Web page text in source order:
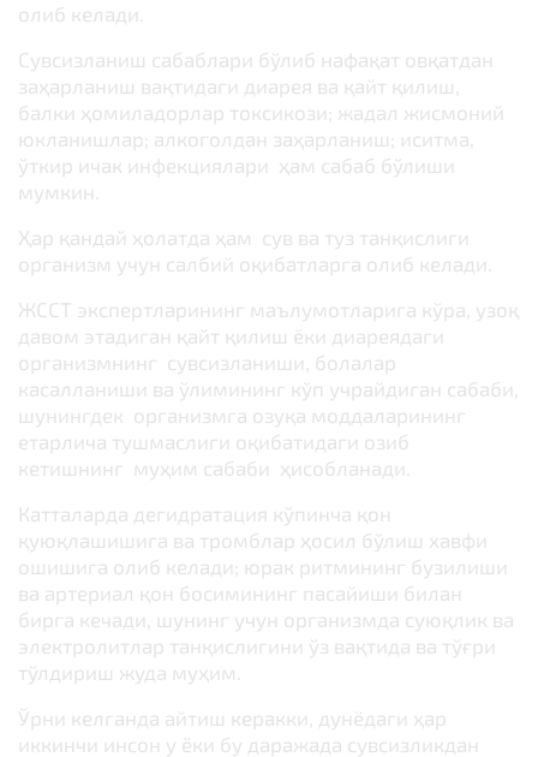
олиб келади.
Сувсизланиш сабаблари бўлиб нафақат овқатдан
заҳарланиш вақтидаги диарея ва қайт қилиш,
балки ҳомиладорлар токсикози; жадал жисмоний
юкланишлар; алкоголдан заҳарланиш; иситма,
ўткир ичак инфекциялари ҳам сабаб бўлиши
мумкин.
Ҳар қандай ҳолатда ҳам сув ва туз танқислиги
организм учун салбий оқибатларга олиб келади.
ЖССТ экспертларининг маълумотларига кўра, узоқ
давом этадиган қайт қилиш ёки диареядаги
организмнинг сувсизланиши, болалар
касалланиши ва ўлимининг кўп учрайдиган сабаби,
шунингдек организмга озуқа моддаларининг
етарлича тушмаслиги оқибатидаги озиб
кетишнинг муҳим сабаби ҳисобланади.
Катталарда дегидратация кўпинча қон
қуюқлашишига ва тромблар ҳосил бўлиш хавфи
ошишига олиб келади; юрак ритмининг бузилиши
ва артериал қон босимининг пасайиши билан
бирга кечади, шунинг учун организмда суюқлик ва
электролитлар танқислигини ўз вақтида ва тўғри
тўлдириш жуда муҳим.
Ўрни келганда айтиш керакки, дунёдаги ҳар
иккинчи инсон у ёки бу даражада сувсизликдан